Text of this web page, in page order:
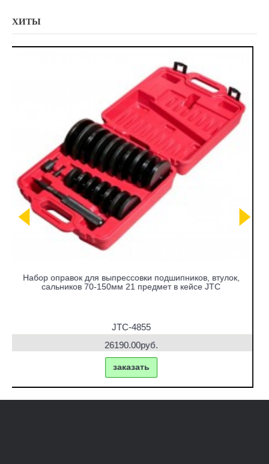
ХИТЫ
втулок,
Набор съемников сайлентблоков под
привод в кейсе JTC